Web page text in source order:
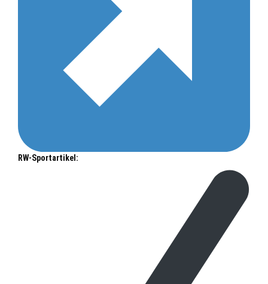
RW-Sportartikel: